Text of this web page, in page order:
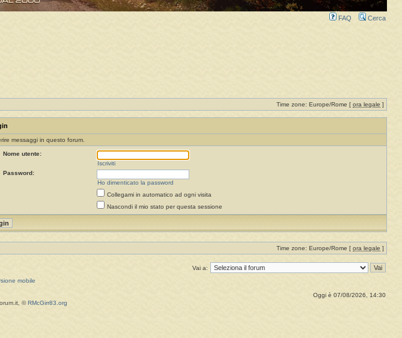
FAQ Cerca
Time zone: Europe/Rome [ ora legale ]
messaggi in questo forum.
Nome utente:
Iscriviti
Password:
Ho dimenticato la password
Collegami in automatico ad ogni visita
Nascondi il mio stato per questa sessione
Time zone: Europe/Rome [ ora legale ]
Vai a:
mobile
Oggi è 07/08/2026, 14:30
© RMcGirr83.org